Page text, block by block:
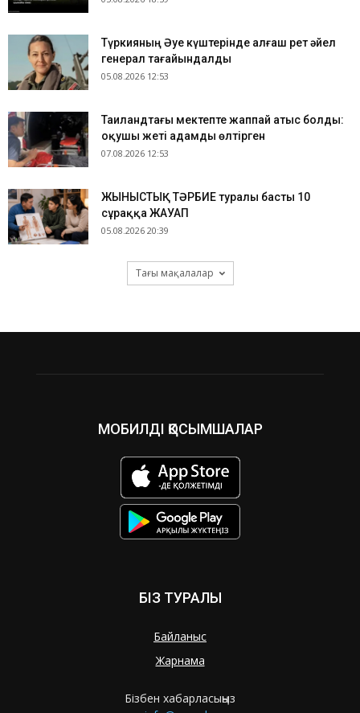
Түркияның Әуе күштерінде алғаш рет әйел
генерал тағайындалды
05.08.2026 12:53
Таиландтағы мектепте жаппай атыс болды:
оқушы жеті адамды өлтірген
07.08.2026 12:53
ЖЫНЫСТЫҚ ТӘРБИЕ туралы басты 10
сұраққа ЖАУАП
05.08.2026 20:39
Тағы мақалалар
МОБИЛДІ ҚОСЫМШАЛАР
БІЗ ТУРАЛЫ
Байланыс
Жарнама
Бізбен хабарласыңыз